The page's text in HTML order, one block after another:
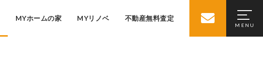
MYホームの家 MYリノベ 不動産無料査定